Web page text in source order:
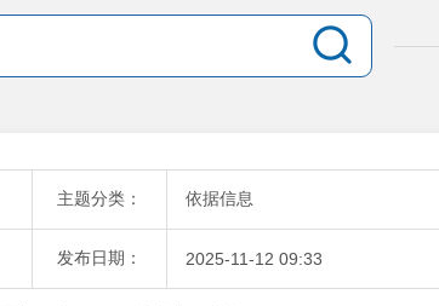
主题分类： 依据信息
发布日期： 2025-11-12 09:33